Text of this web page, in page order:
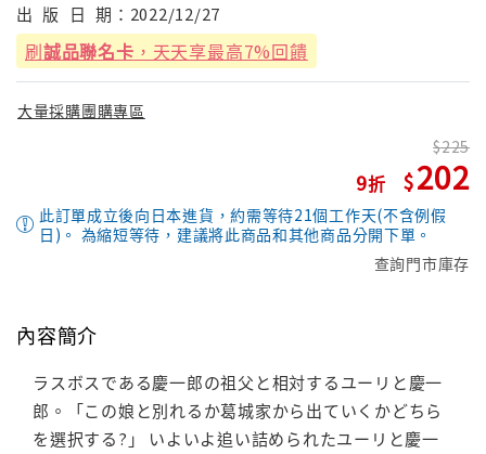
出 版 日 期： 2022/12/27
刷誠品聯名卡 ，天天享最高7%回饋
大量採購團購專區
9
225
202
此訂單成立後向日本進貨，約需等待21個工作天(不含例假
日)。 為縮短等待，建議將此商品和其他商品分開下單。
查詢門市庫存
內容簡介
ラスボスである慶一郎の祖父と相対するユーリと慶一
郎。「この娘と別れるか葛城家から出ていくかどちら
を選択する?」 いよいよ追い詰められたユーリと慶一